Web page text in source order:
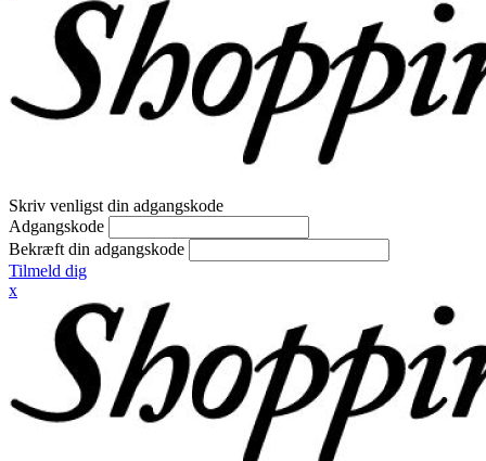
Skriv venligst din adgangskode
Adgangskode
Bekræft din adgangskode
Tilmeld dig
x